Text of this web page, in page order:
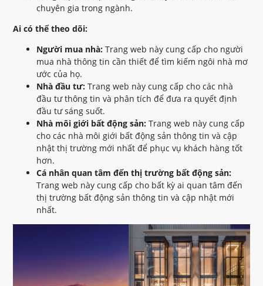
chuyên gia trong ngành.
Ai có thể theo dõi:
Người mua nhà: Trang web này cung cấp cho người
mua nhà thông tin cần thiết để tìm kiếm ngôi nhà mơ
ước của họ.
Nhà đầu tư: Trang web này cung cấp cho các nhà
đầu tư thông tin và phân tích để đưa ra quyết định
đầu tư sáng suốt.
Nhà môi giới bất động sản: Trang web này cung cấp
cho các nhà môi giới bất động sản thông tin và cập
nhật thị trường mới nhất để phục vụ khách hàng tốt
hơn.
Cá nhân quan tâm đến thị trường bất động sản:
Trang web này cung cấp cho bất kỳ ai quan tâm đến
thị trường bất động sản thông tin và cập nhật mới
nhất.